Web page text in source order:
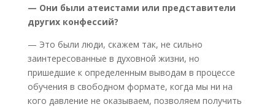
— Они были атеистами или представители
других конфессий?
— Это были люди, скажем так, не сильно
заинтересованные в духовной жизни, но
пришедшие к определенным выводам в процессе
обучения в свободном формате, когда мы ни на
кого давление не оказываем, позволяем получить